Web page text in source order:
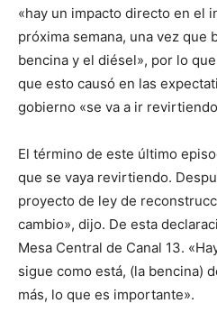
«hay un impacto directo en el
próxima semana, una vez que
bencina y el diésel», por lo
que esto causó en las
gobierno «se va a ir
El término de este último
que se vaya revirtiendo.
proyecto de ley de
cambio», dijo. De esta
Mesa Central de Canal 13.
sigue como está, (la bencina)
más, lo que es importante».